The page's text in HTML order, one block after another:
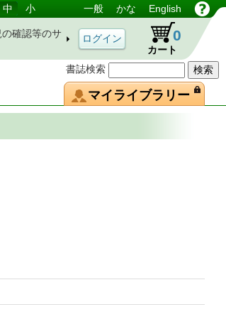
書誌検索
中 小 一般 かな English
確認等のサ
カート
0
マイライブラリー